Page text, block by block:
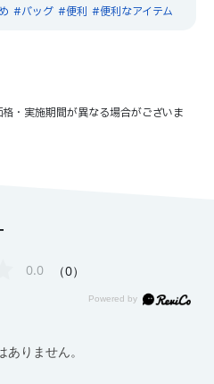
バッグ 便利 便利なアイテム
・実施期間が異なる場合がございま
0.0 0
ありません。